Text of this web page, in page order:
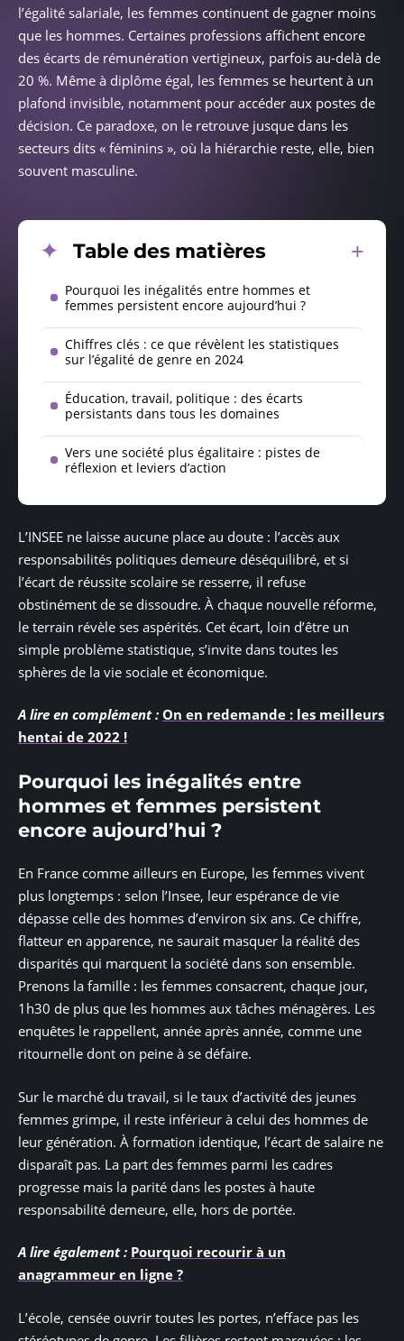
l’égalité salariale, les femmes continuent de gagner moins
que les hommes. Certaines professions affichent encore
des écarts de rémunération vertigineux, parfois au-delà de
20 %. Même à diplôme égal, les femmes se heurtent à un
plafond invisible, notamment pour accéder aux postes de
décision. Ce paradoxe, on le retrouve jusque dans les
secteurs dits « féminins », où la hiérarchie reste, elle, bien
souvent masculine.
Table des matières
Pourquoi les inégalités entre hommes et
femmes persistent encore aujourd’hui ?
Chiffres clés : ce que révèlent les statistiques
sur l’égalité de genre en 2024
Éducation, travail, politique : des écarts
persistants dans tous les domaines
Vers une société plus égalitaire : pistes de
réflexion et leviers d’action
L’INSEE ne laisse aucune place au doute : l’accès aux
responsabilités politiques demeure déséquilibré, et si
l’écart de réussite scolaire se resserre, il refuse
obstinément de se dissoudre. À chaque nouvelle réforme,
le terrain révèle ses aspérités. Cet écart, loin d’être un
simple problème statistique, s’invite dans toutes les
sphères de la vie sociale et économique.
A lire en complément : On en redemande : les meilleurs
hentai de 2022 !
Pourquoi les inégalités entre
hommes et femmes persistent
encore aujourd’hui ?
En France comme ailleurs en Europe, les femmes vivent
plus longtemps : selon l’Insee, leur espérance de vie
dépasse celle des hommes d’environ six ans. Ce chiffre,
flatteur en apparence, ne saurait masquer la réalité des
disparités qui marquent la société dans son ensemble.
Prenons la famille : les femmes consacrent, chaque jour,
1h30 de plus que les hommes aux tâches ménagères. Les
enquêtes le rappellent, année après année, comme une
ritournelle dont on peine à se défaire.
Sur le marché du travail, si le taux d’activité des jeunes
femmes grimpe, il reste inférieur à celui des hommes de
leur génération. À formation identique, l’écart de salaire ne
disparaît pas. La part des femmes parmi les cadres
progresse mais la parité dans les postes à haute
responsabilité demeure, elle, hors de portée.
A lire également : Pourquoi recourir à un
anagrammeur en ligne ?
L’école, censée ouvrir toutes les portes, n’efface pas les